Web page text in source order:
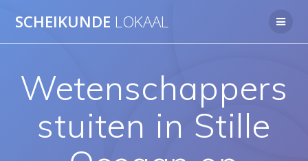
naar
SCHEIKUNDE LOKAAL
Wetenschappers
stuiten in Stille